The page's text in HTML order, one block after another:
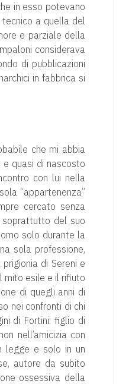
in esso potevano
tecnico a quella del
e parziale della
considerava
di pubblicazioni
in fabbrica si
che mi abbia
quasi di nascosto
con lui nella
“appartenenza”
cercato senza
soprattutto del suo
solo durante la
sola professione,
di Sereni e
mito esile e il rifiuto
di quegli anni di
nei confronti di chi
di Fortini: figlio di
nell’amicizia con
legge e solo in un
autore da subito
ossessiva della